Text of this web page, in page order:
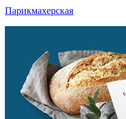
Парикмахерская